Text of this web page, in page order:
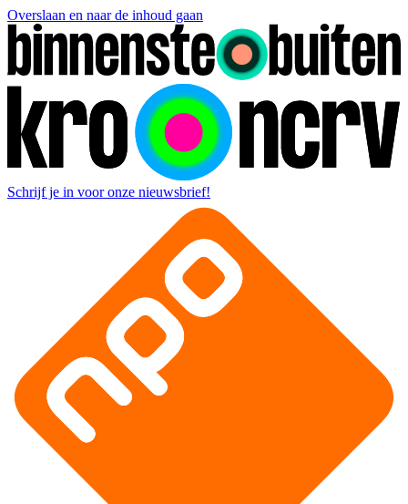
Overslaan en naar de inhoud gaan
Schrijf je in voor onze nieuwsbrief!